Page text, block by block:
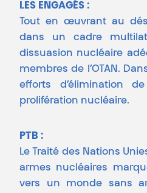
LES ENGAGÉS :
Tout en œuvrant au
dans un cadre
dissuasion nucléaire
membres de l’OTAN.
efforts d’élimination
prolifération nucléaire.
PTB :
Le Traité des Nations
armes nucléaires
vers un monde sans